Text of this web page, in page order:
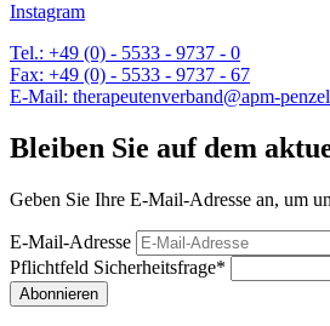
Instagram
Tel.: +49 (0) - 5533 - 9737 - 0
Fax: +49 (0) - 5533 - 9737 - 67
E-Mail: therapeutenverband@apm-
Bleiben Sie auf dem
Geben Sie Ihre E-Mail-Adresse an, um
E-Mail-Adresse
Pflichtfeld Sicherheitsfrage*
Abonnieren